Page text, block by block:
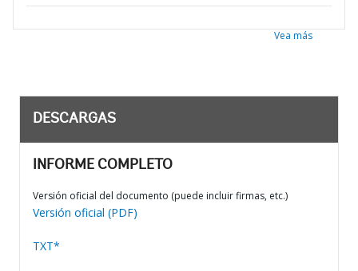
Vea más
DESCARGAS
INFORME COMPLETO
Versión oficial del documento (puede incluir firmas, etc.)
Versión oficial (PDF)
TXT*